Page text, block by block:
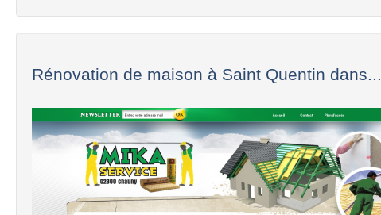
Rénovation de maison à Saint Quentin dans...